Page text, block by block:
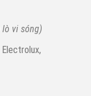
lò vi sóng)
Electrolux,